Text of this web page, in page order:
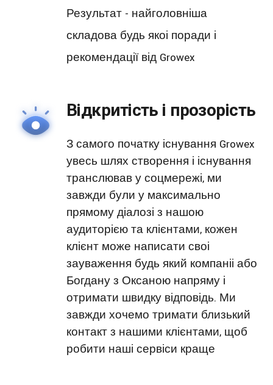
Результат - найголовніша
складова будь якоі поради і
рекомендації від Growex
Відкритість і прозорість
З самого початку існування Growex
увесь шлях створення і існування
транслював у соцмережі, ми
завжди були у максимально
прямому діалозі з нашою
аудиторією та клієнтами, кожен
клієнт може написати своі
зауваження будь який компаніі або
Богдану з Оксаною напряму і
отримати швидку відповідь. Ми
завжди хочемо тримати близький
контакт з нашими клієнтами, щоб
робити наші сервіси краще